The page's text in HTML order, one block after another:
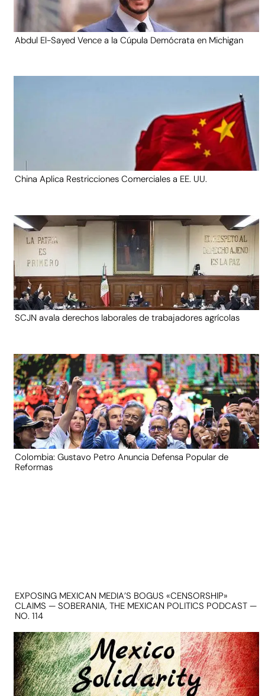
Abdul El-Sayed Vence a la Cúpula Demócrata en Michigan
China Aplica Restricciones Comerciales a EE. UU.
SCJN avala derechos laborales de trabajadores agrícolas
Colombia: Gustavo Petro Anuncia Defensa Popular de
Reformas
EXPOSING MEXICAN MEDIA’S BOGUS «CENSORSHIP»
CLAIMS — SOBERANIA, THE MEXICAN POLITICS PODCAST —
NO. 114